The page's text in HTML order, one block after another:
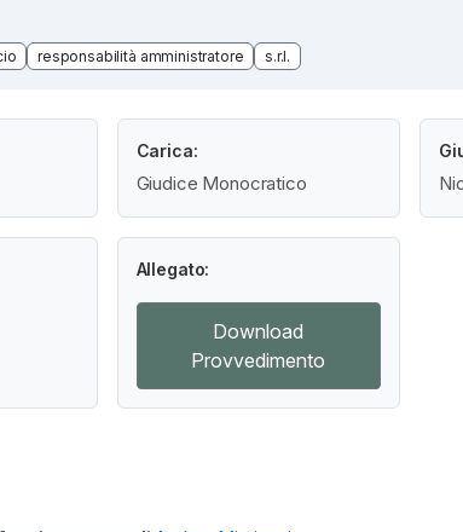
responsabilità amministratore s.r.l.
Carica:
Giudice Monocratico
Allegato:
Download
Provvedimento